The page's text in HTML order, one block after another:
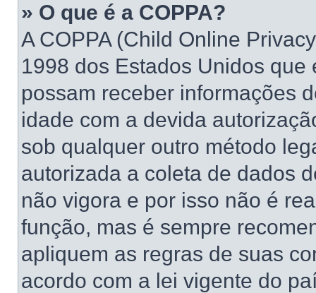
» O que é a COPPA?
A COPPA (Child Online
1998 dos Estados Unidos
possam receber informações
idade com a devida
sob qualquer outro método
autorizada a coleta de dados
não vigora e por isso não é
função, mas é sempre
apliquem as regras de suas
acordo com a lei vigente do